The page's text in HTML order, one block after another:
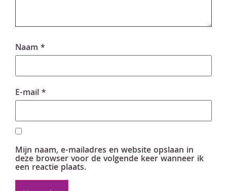
Naam *
E-mail*
Mijn naam, e-mailadres en website opslaan in
deze browser voor de volgende keer wanneer ik
een reactie plaats.